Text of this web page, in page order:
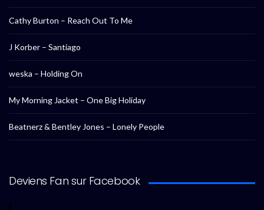
Cathy Burton – Reach Out To Me
J Korber – Santiago
weska – Holding On
My Morning Jacket – One Big Holiday
Beatnerz & Bentley Jones – Lonely People
Deviens Fan sur Facebook